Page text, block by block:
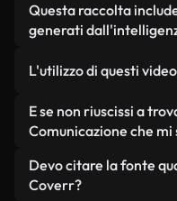
Questa raccolta
generati
da filmati reali, girati
Comunicazione, e da
dall'intelligenza
stai utilizzando.
L'utilizzo di questi
Non se scegli le
Offriamo formati
mantengono alta la
tempi di caricamento
E se non riuscissi a
Comunicazione che mi
Puoi crearne uno
Studio. Ti basta
Devo citare la fonte
Coverr?